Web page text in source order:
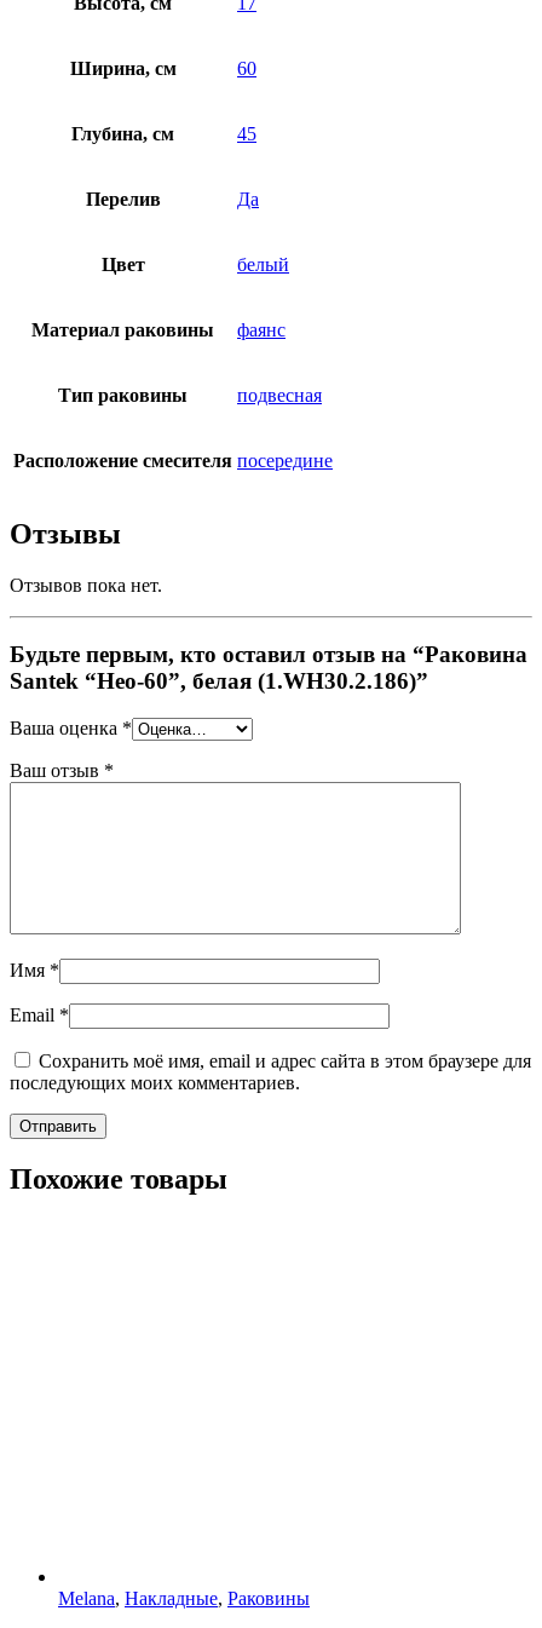
Ширина, см 60
Глубина, см 45
Перелив Да
Цвет белый
Материал раковины фаянс
Тип раковины подвесная
Расположение смесителя посередине
Отзывы
Отзывов пока нет.
Будьте первым, кто оставил отзыв на “Раковина
Santek “Нео-60”, белая (1.WH30.2.186)”
Ваша оценка *
Ваш отзыв *
Имя *
Email *
Сохранить моё имя, email и адрес сайта в этом браузере для
последующих моих комментариев.
Похожие товары
Melana, Накладные, Раковины